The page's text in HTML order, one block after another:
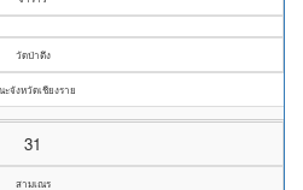
วัดป่าตึง
จังหวัดเชียงราย
31
สามเณร